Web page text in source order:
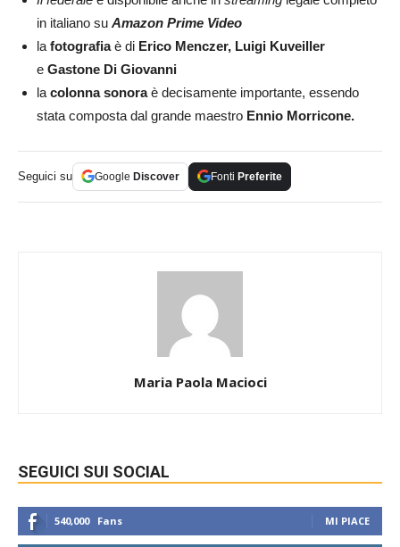
in italiano su Amazon Prime Video
la fotografiaè di Erico Menczer, Luigi Kuveiller
e Gastone Di Giovanni
la colonna sonoraè decisamente importante, essendo
stata composta dal grande maestro Ennio Morricone.
Seguici su Google Discover Fonti Preferite
Maria Paola Macioci
SEGUICI SUI SOCIAL
540,000 Fans MI PIACE